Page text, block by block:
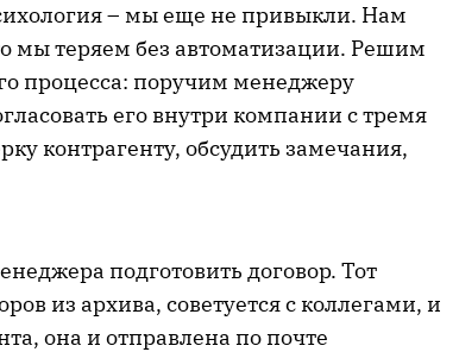
– мы еще не привыкли. Нам
мы теряем без автоматизации. Решим
процесса: поручим менеджеру
его внутри компании с тремя
контрагенту, обсудить замечания,
подготовить договор. Тот
из архива, советуется с коллегами, и
она и отправлена по почте